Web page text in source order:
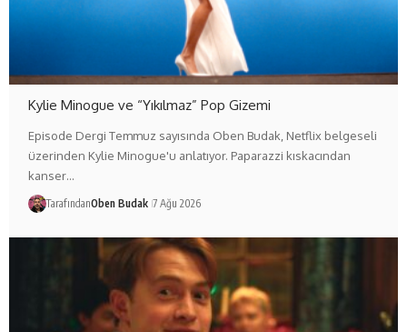
Kylie Minogue ve “Yıkılmaz” Pop Gizemi
Episode Dergi Temmuz sayısında Oben Budak, Netflix belgeseli
üzerinden Kylie Minogue'u anlatıyor. Paparazzi kıskacından
kanser…
TarafındanOben Budak 7 Ağu 2026